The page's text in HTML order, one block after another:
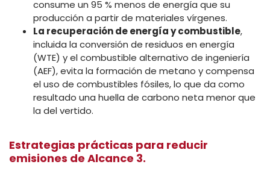
consume un 95 % menos de energía que su
producción a partir de materiales vírgenes.
La recuperación de energía y combustible,
incluida la conversión de residuos en energía
(WTE) y el combustible alternativo de ingeniería
(AEF), evita la formación de metano y compensa
el uso de combustibles fósiles, lo que da como
resultado una huella de carbono neta menor que
la del vertido.
Estrategias prácticas para reducir
emisiones de Alcance 3.